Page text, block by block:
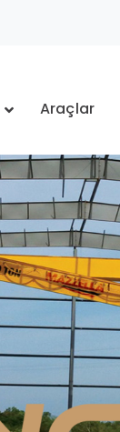
Araçlar